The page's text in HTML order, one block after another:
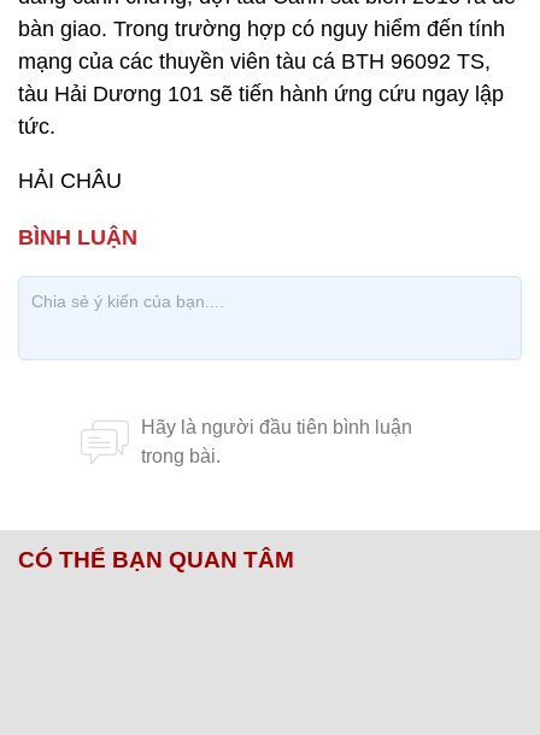
bàn giao. Trong trường hợp có nguy hiểm đến tính
mạng của các thuyền viên tàu cá BTH 96092 TS,
tàu Hải Dương 101 sẽ tiến hành ứng cứu ngay lập
tức.
HẢI CHÂU
CÓ THỂ BẠN QUAN TÂM